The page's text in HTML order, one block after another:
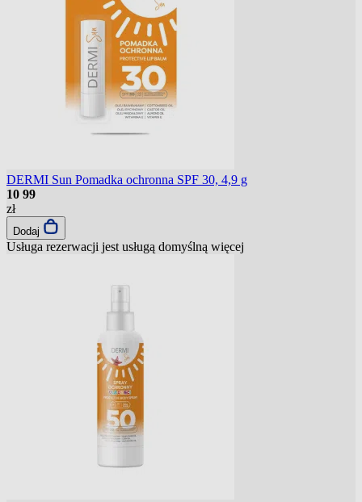
DERMI Sun Pomadka ochronna SPF 30, 4,9 g
10 99
zł
Dodaj
Usługa rezerwacji jest usługą domyślną więcej